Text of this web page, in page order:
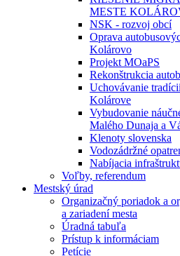
MESTE
NSK - rozvoj obcí
Oprava
Kolárovo
Projekt MOaPS
Rekonštrukcia
Uchovávanie
Kolárove
Vybudovanie
Malého Dunaja a
Klenoty slovenska
Vodozádržné
Nabíjacia
Voľby, referendum
Mestský úrad
Organizačný poriadok a
a zariadení mesta
Úradná tabuľa
Prístup k informáciam
Petície